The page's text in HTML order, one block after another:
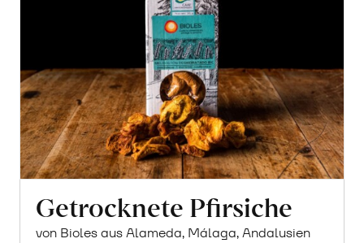
Getrocknete Pfirsiche
von Bioles aus Alameda, Málaga, Andalusien